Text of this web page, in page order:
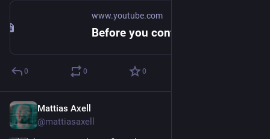
www.youtube.com
0 0 0
Mattias Axell
@mattiasaxell